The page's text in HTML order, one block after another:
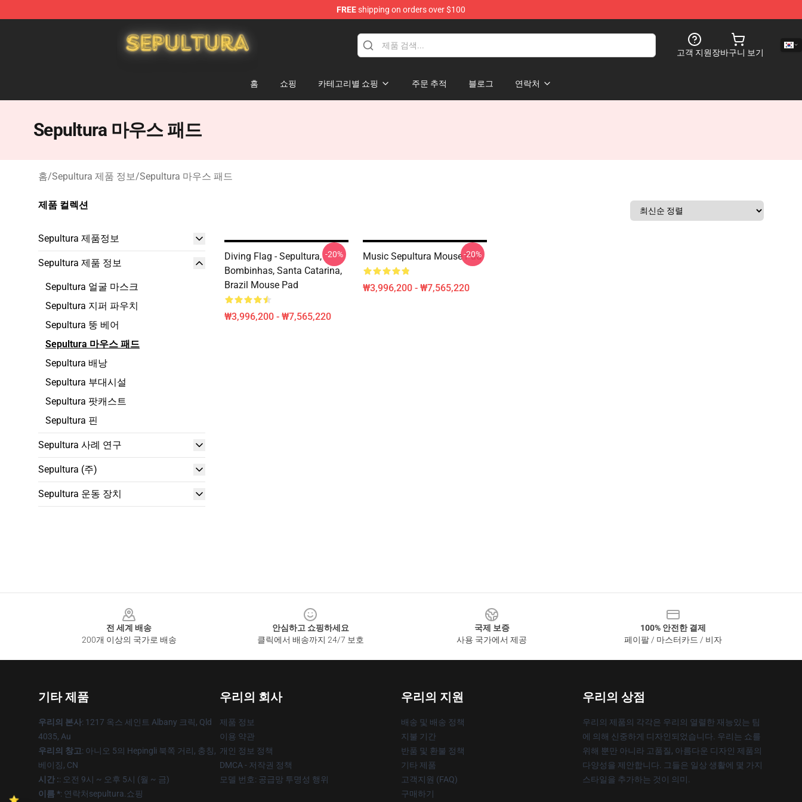
FREEshipping on orders over $100
고객 지원장바구니 보기
홈 쇼핑 카테고리별 쇼핑 주문 추적 블로그 연락처
Sepultura 마우스 패드
홈/Sepultura 제품 정보/Sepultura 마우스 패드
제품 컬렉션
Sepultura 제품정보
Sepultura 제품 정보
Sepultura 얼굴 마스크
Sepultura 지퍼 파우치
Sepultura 뚱 베어
Sepultura 마우스 패드
Sepultura 배낭
Sepultura 부대시설
Sepultura 팟캐스트
Sepultura 핀
Sepultura 사례 연구
Sepultura (주)
Sepultura 운동 장치
Diving Flag - Sepultura,
Bombinhas, Santa Catarina,
Brazil Mouse Pad
₩3,996,200 - ₩7,565,220
-20% Music Sepultura Mouse Pad
₩3,996,200 - ₩7,565,220
-20%
전 세계 배송
200개 이상의 국가로 배송
안심하고 쇼핑하세요
클릭에서 배송까지 24/7 보호
국제 보증
사용 국가에서 제공
100% 안전한 결제
페이팔 / 마스터카드 / 비자
기타 제품
우리의 본사: 1217 옥스 세인트 Albany 크릭, Qld
4035, Au
우리의 창고: 아니오 5의 Hepingli 북쪽 거리, 충칭,
베이징, CN
시간 :: 오전 9시 ~ 오후 5시 (월 ~ 금)
이름 *: 연락처sepultura.쇼핑
우리의 회사
제품 정보
이용 약관
개인 정보 정책
DMCA - 저작권 정책
모델 번호: 공급망 투명성 행위
우리의 지원
배송 및 배송 정책
지불 기간
반품 및 환불 정책
기타 제품
고객지원 (FAQ)
구매하기
우리의 상점
우리의 제품의 각각은 우리의 열렬한 재능있는 팀
에 의해 신중하게 디자인되었습니다. 우리는 쇼를
위해 뿐만 아니라 고품질, 아름다운 디자인 제품의
다양성을 제안합니다. 그들은 일상 생활에 몇 가지
스타일을 추가하는 것이 의미.